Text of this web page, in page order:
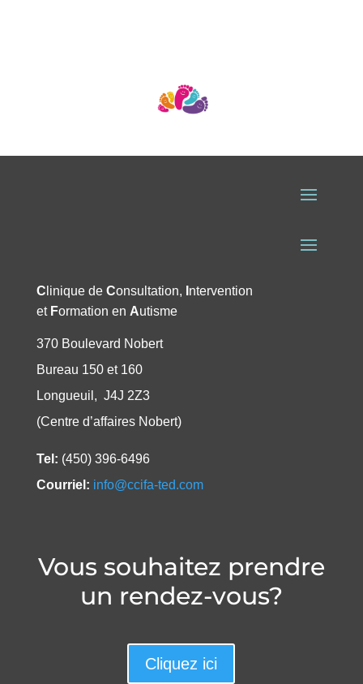
C linique de Consultation, ntervention
et Formation en Autisme
370 Boulevard Nobert
Bureau 150 et 160
Longueuil, J4J 2Z3
(Centre d’affaires Nobert)
Tel: (450) 396-6496
Courriel: info@ccifa-ted.com
Vous souhaitez prendre
un rendez-vous?
Cliquez ici